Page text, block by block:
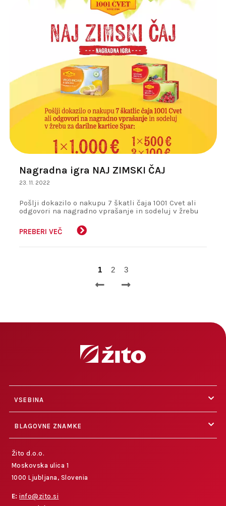
Nagradna igra NAJ ZIMSKI ČAJ
23. 11. 2022
Pošlji dokazilo o nakupu 7 škatli čaja 1001 Cvet ali
odgovori na nagradno vprašanje in sodeluj v žrebu
PREBERI VEČ
1 2 3
VSEBINA
BLAGOVNE ZNAMKE
Žito d.o.o.
Moskovska ulica 1
1000 Ljubljana, Slovenia
E: info@zito.si